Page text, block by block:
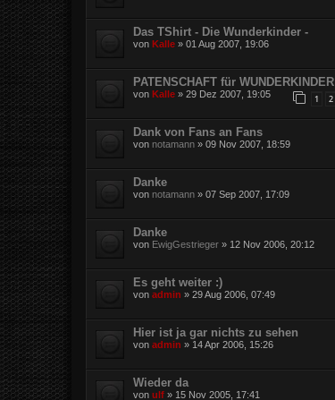
Das TShirt - Die Wunderkinder -
von Kalle » 01 Aug 2007, 19:06
PATENSCHAFT für WUNDERKINDER
von Kalle » 29 Dez 2007, 19:05 1 2
Dank von Fans an Fans
von notamann » 09 Nov 2007, 18:59
Danke
von notamann » 07 Sep 2007, 17:09
Danke
von EwigGestrieger » 12 Nov 2006, 20:12
Es geht weiter :)
von admin » 29 Aug 2006, 07:49
Hier ist ja gar nichts zu sehen
von admin » 14 Apr 2006, 15:26
Wieder da
von ulf » 15 Nov 2005, 17:41